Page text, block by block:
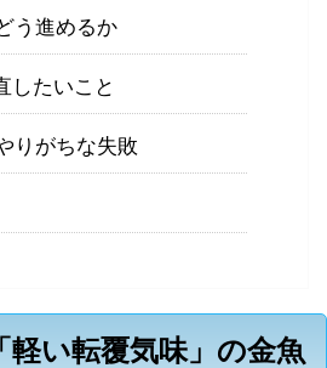
う進めるか
したいこと
りがちな失敗
軽い転覆気味」の金魚